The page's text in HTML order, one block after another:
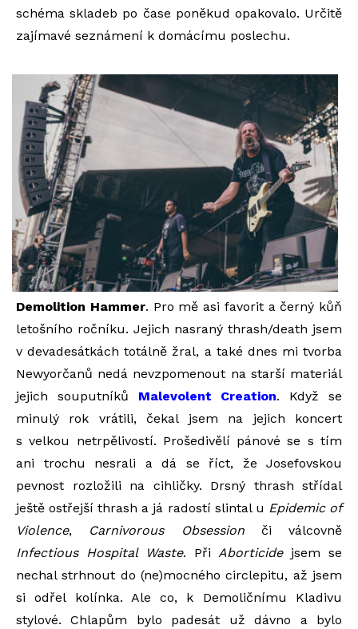
schéma skladeb po čase poněkud opakovalo. Určitě
zajímavé seznámení k domácímu poslechu.
Demolition Hammer. Pro mě asi favorit a černý kůň
letošního ročníku. Jejich nasraný thrash/death jsem
v devadesátkách totálně žral, a také dnes mi tvorba
Newyorčanů nedá nevzpomenout na starší materiál
jejich souputníků Malevolent Creation. Když se
minulý rok vrátili, čekal jsem na jejich koncert
s velkou netrpělivostí. Prošedivělí pánové se s tím
ani trochu nesrali a dá se říct, že Josefovskou
pevnost rozložili na cihličky. Drsný thrash střídal
ještě ostřejší thrash a já radostí slintal u Epidemic of
Violence, Carnivorous Obsessionči válcovně
Infectious Hospital Waste. PřiAborticidejsem se
nechal strhnout do (ne)mocného circlepitu, až jsem
si odřel kolínka. Ale co, k Demoličnímu Kladivu
stylové. Chlapům bylo padesát už dávno a bylo